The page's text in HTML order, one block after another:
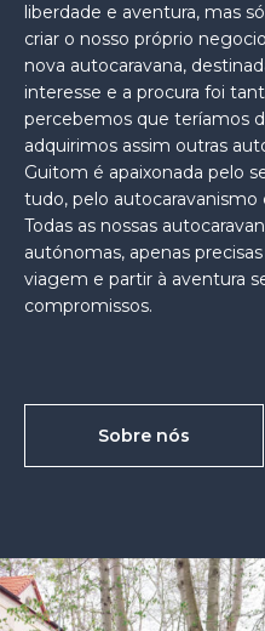
liberdade e aventura, mas
criar o nosso próprio
nova autocaravana,
interesse e a procura foi
percebemos que teríamos
adquirimos assim outras
Guitom é apaixonada pelo
tudo, pelo
Todas as nossas
autónomas, apenas
viagem e partir à aventura
compromissos.
Sobre nós